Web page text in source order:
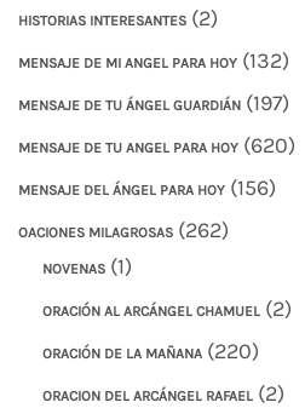
HISTORIAS INTERESANTES (2)
MENSAJE DE MI ANGEL PARA HOY (132)
MENSAJE DE TU ÁNGEL GUARDIÁN (197)
MENSAJE DE TU ANGEL PARA HOY (620)
MENSAJE DEL ÁNGEL PARA HOY (156)
OACIONES MILAGROSAS (262)
NOVENAS (1)
ORACIÓN AL ARCÁNGEL CHAMUEL (2)
ORACIÓN DE LA MAÑANA (220)
ORACION DEL ARCÁNGEL RAFAEL (2)